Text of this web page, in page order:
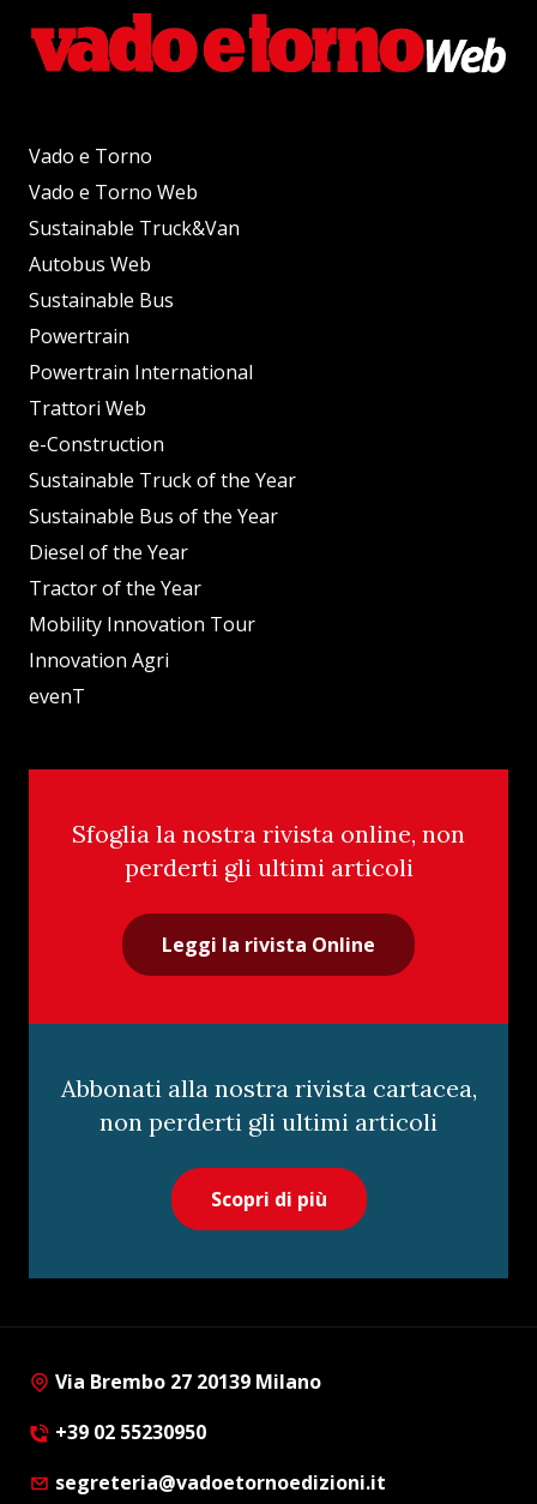
Vado e Torno
Vado e Torno Web
Sustainable Truck&Van
Autobus Web
Sustainable Bus
Powertrain
Powertrain International
Trattori Web
e-Construction
Sustainable Truck of the Year
Sustainable Bus of the Year
Diesel of the Year
Tractor of the Year
Mobility Innovation Tour
Innovation Agri
evenT
Sfoglia la nostra rivista online, non
perderti gli ultimi articoli
Leggi la rivista Online
Abbonati alla nostra rivista cartacea,
non perderti gli ultimi articoli
Scopri di più
Via Brembo 27 20139 Milano
+39 02 55230950
segreteria@vadoetornoedizioni.it